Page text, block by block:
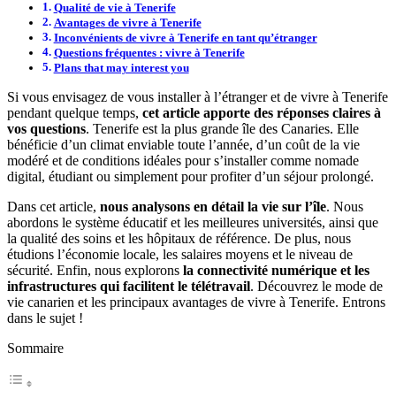
Qualité de vie à Tenerife
Avantages de vivre à Tenerife
Inconvénients de vivre à Tenerife en tant qu’étranger
Questions fréquentes : vivre à Tenerife
Plans that may interest you
Si vous envisagez de vous installer à l’étranger et de vivre à Tenerife
pendant quelque temps, cet article apporte des réponses claires à
vos questions. Tenerife est la plus grande île des Canaries. Elle
bénéficie d’un climat enviable toute l’année, d’un coût de la vie
modéré et de conditions idéales pour s’installer comme nomade
digital, étudiant ou simplement pour profiter d’un séjour prolongé.
Dans cet article, nous analysons en détail la vie sur l’île. Nous
abordons le système éducatif et les meilleures universités, ainsi que
la qualité des soins et les hôpitaux de référence. De plus, nous
étudions l’économie locale, les salaires moyens et le niveau de
sécurité. Enfin, nous explorons la connectivité numérique et les
infrastructures qui facilitent le télétravail. Découvrez le mode de
vie canarien et les principaux avantages de vivre à Tenerife. Entrons
dans le sujet !
Sommaire